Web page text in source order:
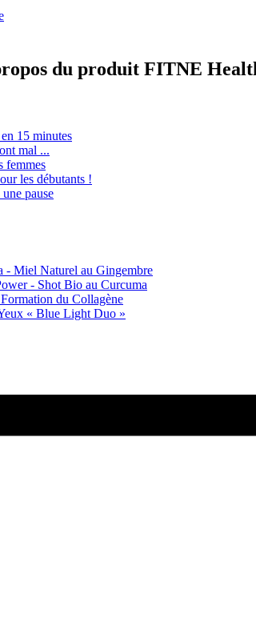
du produit FITNE
15 minutes
mal ...
femmes
les débutants !
pause
- Miel Naturel au Gingembre
- Shot Bio au Curcuma
du Collagène
« Blue Light Duo »